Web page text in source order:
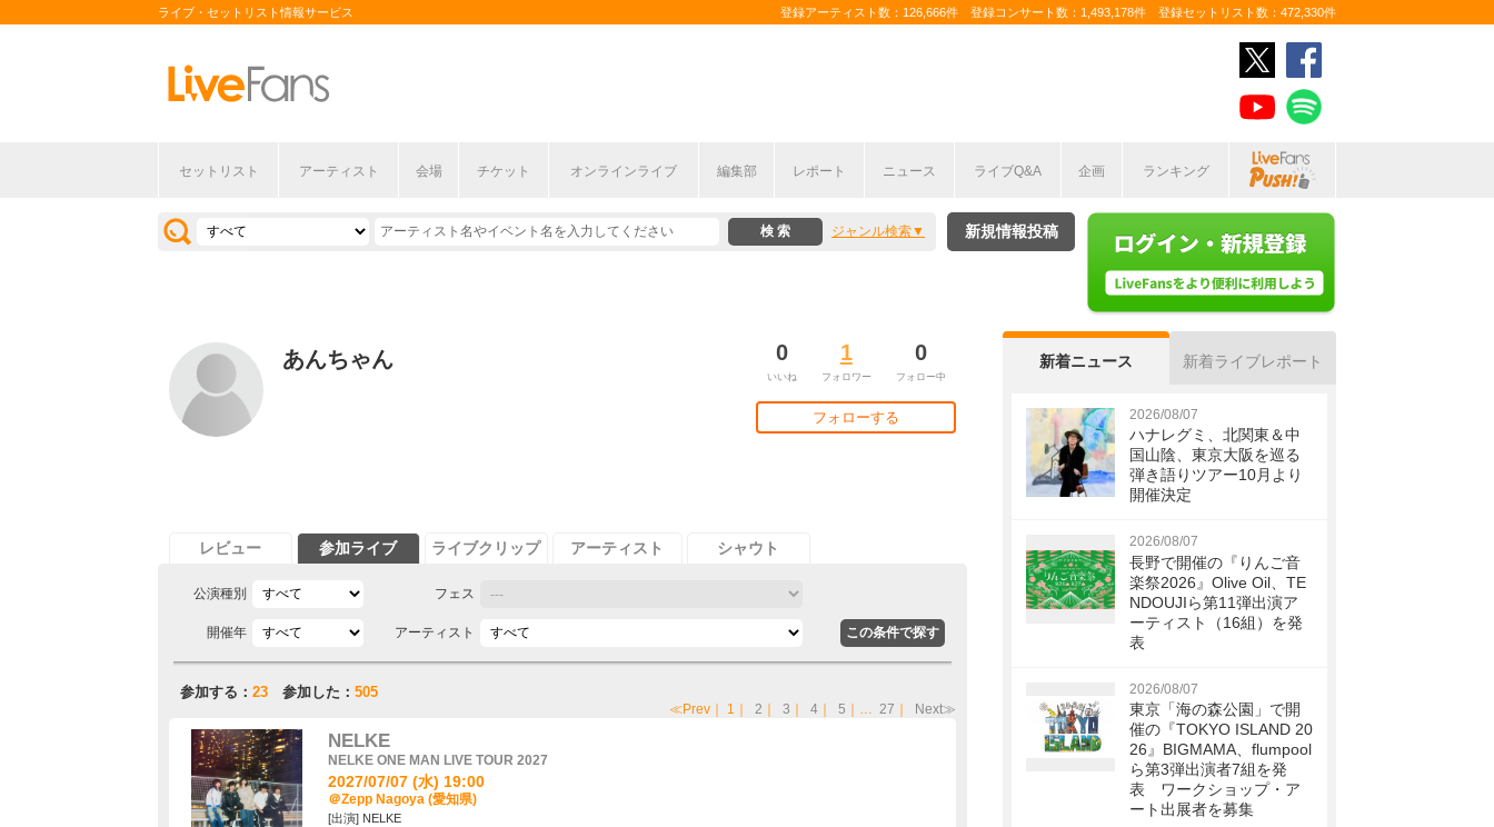
ライブ・セットリスト情報サービス 登録アーティスト数：126,666件 登録コンサート数：1,493,178件 登録セットリスト数：472,330件
セットリスト アーティスト 会場 チケット オンラインライブ 編集部 レポート ニュース ライブQ&A 企画 ランキング
ジャンル検索 新規情報投稿
あんちゃん 0
いいね
1
フォロワー
0
フォロー中
フォローする
レビュー 参加ライブ ライブクリップ アーティスト シャウト
公演種別 フェス
開催年 アーティスト
参加する： 23 参加した： 505
≪Prev 1 2 3 4 5 ｜… 27 Next≫
NELKE
NELKE ONE MAN LIVE TOUR 2027
2027/07/07 (水) 19:00
＠Zepp Nagoya (愛知県)
[出演] NELKE
新着ニュース 新着ライブレポート
2026/08/07
ハナレグミ、北関東＆中
国山陰、東京大阪を巡る
弾き語りツアー10月より
開催決定
2026/08/07
長野で開催の『りんご音
楽祭2026』Olive Oil、TE
NDOUJIら第11弾出演ア
ーティスト（16組）を発
表
2026/08/07
東京「海の森公園」で開
催の『TOKYO ISLAND 20
26』BIGMAMA、flumpool
ら第3弾出演者7組を発
表 ワークショップ・ア
ート出展者を募集